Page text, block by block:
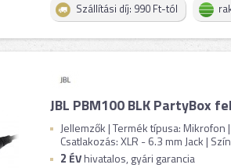
Szállítási díj: 990 Ft-tól
JBL PBM100 BLK PartyBox
Jellemzők | Termék típusa: Mikrofon
Csatlakozás: XLR - 6.3 mm Jack |
2 ÉVhivatalos, gyári garancia